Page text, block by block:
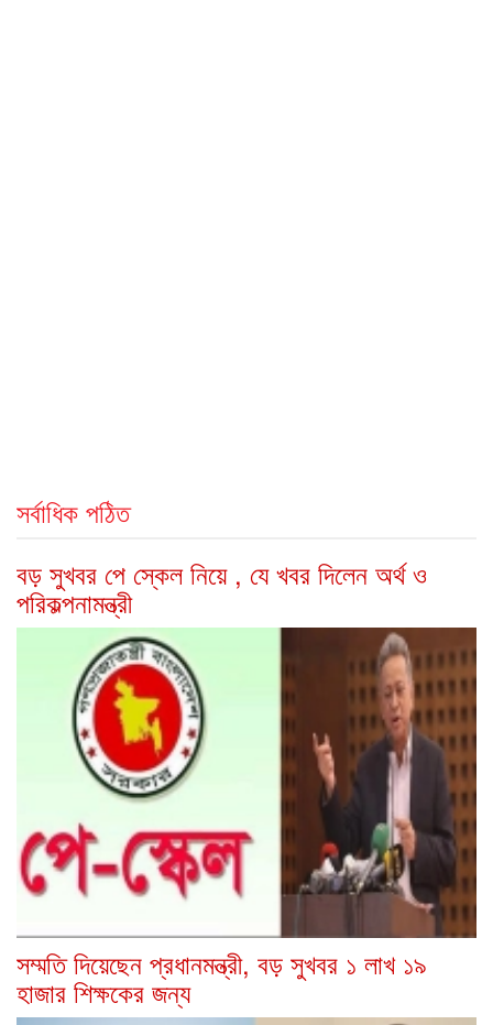
সর্বাধিক পঠিত
বড় সুখবর পে স্কেল নিয়ে , যে খবর দিলেন অর্থ ও
পরিকল্পনামন্ত্রী
সম্মতি দিয়েছেন প্রধানমন্ত্রী, বড় সুখবর ১ লাখ ১৯
হাজার শিক্ষকের জন্য